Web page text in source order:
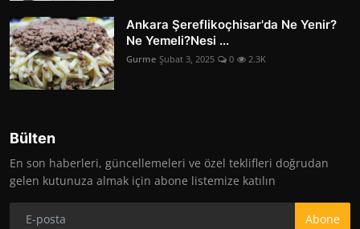
Ankara Şereflikoçhisar'da Ne Yenir?
Ne Yemeli?Nesi ...
Gurme Şubat 3, 2025 0 2.3K
Bülten
En son haberleri, güncellemeleri ve özel teklifleri doğrudan
gelen kutunuza almak için abone listemize katılın
Abone